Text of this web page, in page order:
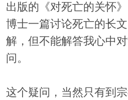
出版的《对死亡的关怀
博士一篇讨论死亡的长
解，但不能解答我心中对
问。
这个疑问，当然只有到